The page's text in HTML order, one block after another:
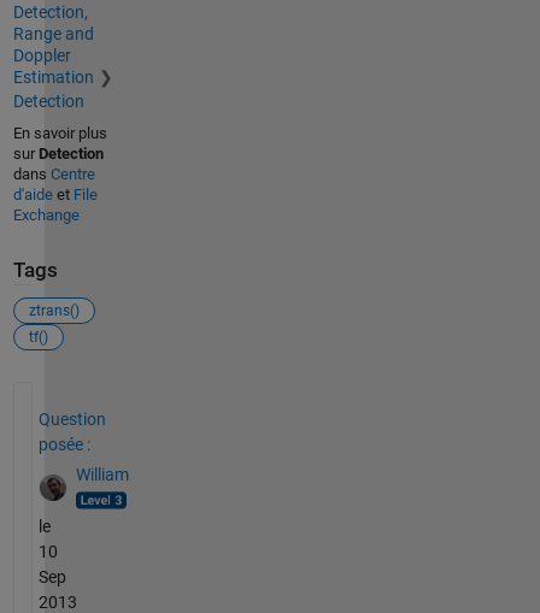
Detection,
Range and
Doppler
Estimation
Detection
En savoir plus
sur Detection
dans Centre
d'aideet File
Exchange
Tags
ztrans()
tf()
Question
posée :
William
le
10
Sep
2013